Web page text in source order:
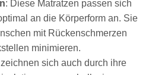
: Diese Matratzen passen sich
an die Körperform an. Sie
mit Rückenschmerzen
minimieren.
sich auch durch ihre